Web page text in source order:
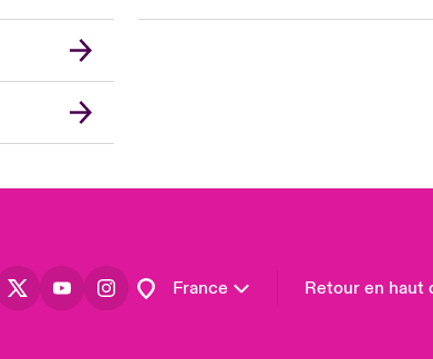
France Retour en haut